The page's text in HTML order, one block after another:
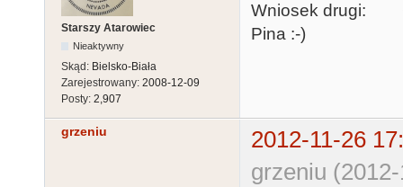
Starszy Atarowiec
Nieaktywny
Skąd: Bielsko-Biała
Zarejestrowany: 2008-12-09
Posty: 2,907
Wniosek drugi:
Pina :-)
grzeniu
2012-11-26
grzeniu